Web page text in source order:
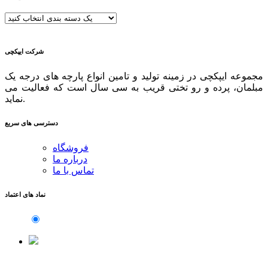
شرکت ایپکچی
مجموعه ایپکچی در زمینه تولید و تامین انواع پارچه های درجه یک
مبلمان، پرده و رو تختی قریب به سی سال است که فعالیت می
نماید.
دسترسی های سریع
فروشگاه
درباره ما
تماس با ما
نماد های اعتماد